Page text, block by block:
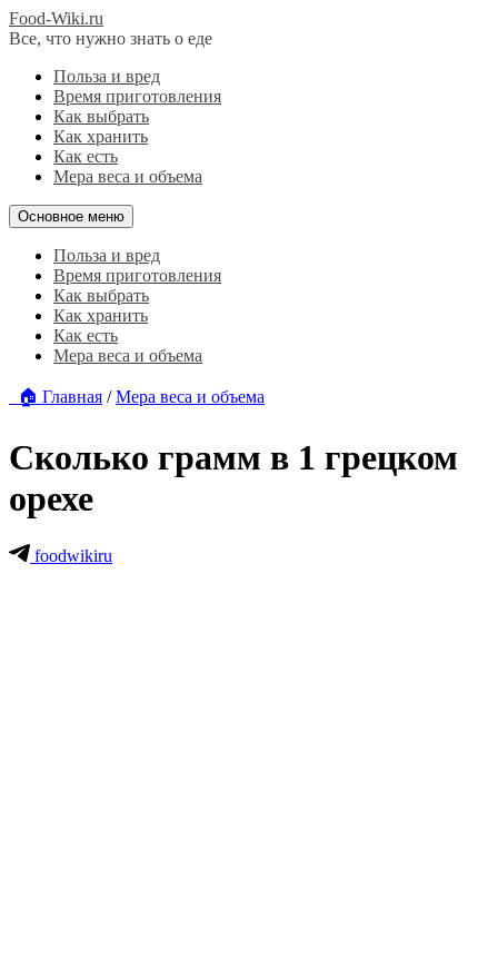
Food-Wiki.ru
Все, что нужно знать о еде
Польза и вред
Время приготовления
Как выбрать
Как хранить
Как есть
Мера веса и объема
Основное меню
Польза и вред
Время приготовления
Как выбрать
Как хранить
Как есть
Мера веса и объема
🏠 Главная /Мера веса и объема
Сколько грамм в 1 грецком
орехе
foodwikiru